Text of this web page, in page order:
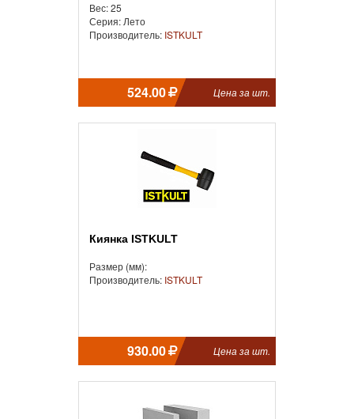
Вес: 25
Серия: Лето
Производитель: ISTKULT
524.00 Цена за шт.
Киянка ISTKULT
Размер (мм):
Производитель: ISTKULT
930.00 Цена за шт.